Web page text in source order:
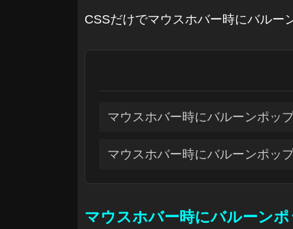
CSSだけでマウスホバー時にバルー
マウスホバー時にバルーンポッ
マウスホバー時にバルーンポッ
マウスホバー時にバルーン